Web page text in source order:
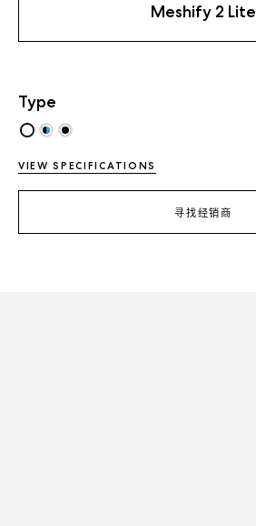
Meshify 2 Lite
Type
VIEW SPECIFICATIONS
寻找经销商